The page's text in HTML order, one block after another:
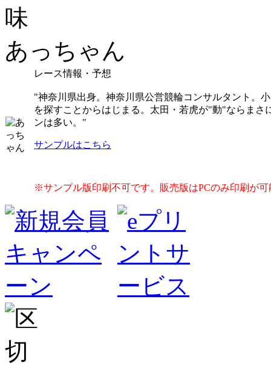
あっちゃん
レース情報・予想
"神奈川県出身。神奈川県公営競輪コンサルタント。
を探すことからはじまる。太田・若虎が"動"ならま
ンは多い。"
サンプルはこちら
※サンプル版印刷不可です。販売版はPCのみ印刷が可